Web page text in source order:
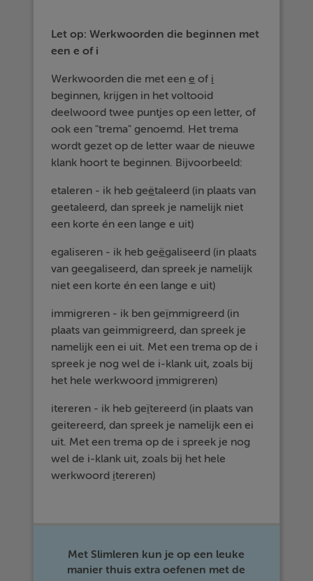
Let op: Werkwoorden die beginnen met
een e of i
Werkwoorden die met eene of i
beginnen, krijgen in het voltooid
deelwoord twee puntjes op een letter, of
ook een "trema" genoemd. Het trema
wordt gezet op de letter waar de nieuwe
klank hoort te beginnen. Bijvoorbeeld:
etaleren - ik heb geëtaleerd (in plaats van
geetaleerd, dan spreek je namelijk niet
een korte én een lange e uit)
egaliseren - ik heb geëgaliseerd (in plaats
van geegaliseerd, dan spreek je namelijk
niet een korte én een lange e uit)
immigreren - ik ben geïmmigreerd (in
plaats van geimmigreerd, dan spreek je
namelijk een ei uit. Met een trema op de i
spreek je nog wel de i-klank uit, zoals bij
het hele werkwoord immigreren)
itereren - ik heb geïtereerd (in plaats van
geitereerd, dan spreek je namelijk een ei
uit. Met een trema op de i spreek je nog
wel de i-klank uit, zoals bij het hele
werkwoord itereren)
Met Slimleren kun je op een leuke
manier thuis extra oefenen met de